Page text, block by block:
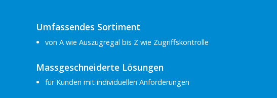
Umfassendes Sortiment
von A wie Auszugregal bis Z wie Zugriffskontrolle
Massgeschneiderte Lösungen
für Kunden mit individuellen Anforderungen